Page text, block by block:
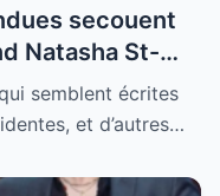
secouent
Natasha St-
de Jean-Luc
mais
les parages…”
semblent écrites
et d’autres…